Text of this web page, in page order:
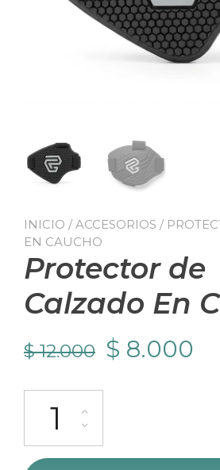
INICIO /ACCESORIOS /
EN CAUCHO
Protector de
Calzado En
$12.000 El
era:
$ 8.000